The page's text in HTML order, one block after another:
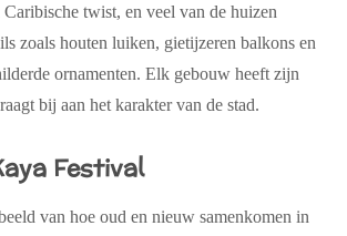
twist, en veel van de huizen
zoals houten luiken, gietijzeren balkons en
ornamenten. Elk gebouw heeft zijn
bij aan het karakter van de stad.
Festival
van hoe oud en nieuw samenkomen in